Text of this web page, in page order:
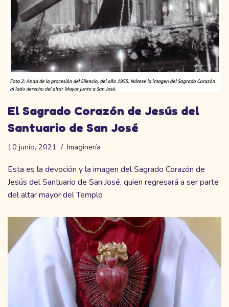
El Sagrado Corazón de Jesús del
Santuario de San José
10 junio, 2021 Imaginería
Esta es la devoción y la imagen del Sagrado Corazón de
Jesús del Santuario de San José, quien regresará a ser parte
del altar mayor del Templo